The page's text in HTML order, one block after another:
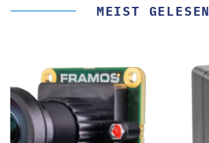
MEIST GELESEN